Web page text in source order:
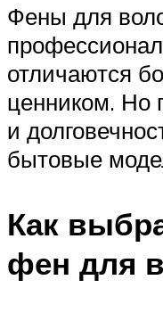
Фены для
отличаются
ценником. Но
и
бытовые
Как
фен для